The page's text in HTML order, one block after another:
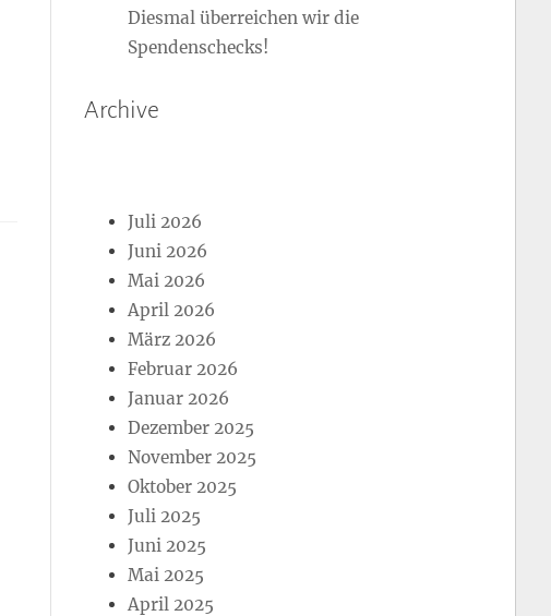
Diesmal überreichen wir die
Spendenschecks!
Archive
Juli 2026
Juni 2026
Mai 2026
April 2026
März 2026
Februar 2026
Januar 2026
Dezember 2025
November 2025
Oktober 2025
Juli 2025
Juni 2025
Mai 2025
April 2025